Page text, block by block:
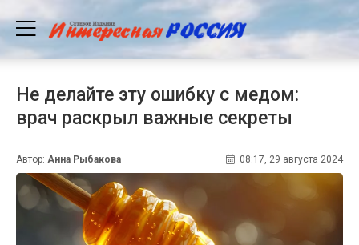
Не делайте эту ошибку с медом:
врач раскрыл важные секреты
Автор: Анна Рыбакова 08:17, 29 августа 2024